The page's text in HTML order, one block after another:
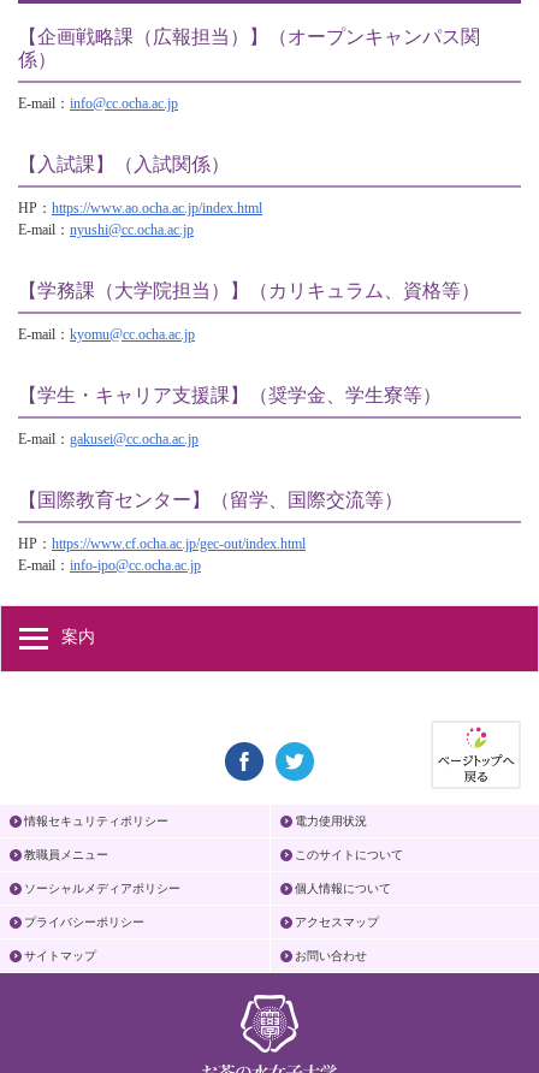
【企画戦略課（広報担当）】（オープンキャンパス関
係）
E-mail： info@cc.ocha.ac.jp
【入試課】（入試関係）
HP： https://www.ao.ocha.ac.jp/index.html
E-mail： nyushi@cc.ocha.ac.jp
【学務課（大学院担当）】（カリキュラム、資格等）
E-mail： kyomu@cc.ocha.ac.jp
【学生・キャリア支援課】（奨学金、学生寮等）
E-mail： gakusei@cc.ocha.ac.jp
【国際教育センター】（留学、国際交流等）
HP： https://www.cf.ocha.ac.jp/gec-out/index.html
E-mail： info-ipo@cc.ocha.ac.jp
案内
情報セキュリティポリシー 電力使用状況
教職員メニュー このサイトについて
ソーシャルメディアポリシー 個人情報について
プライバシーポリシー アクセスマップ
サイトマップ お問い合わせ